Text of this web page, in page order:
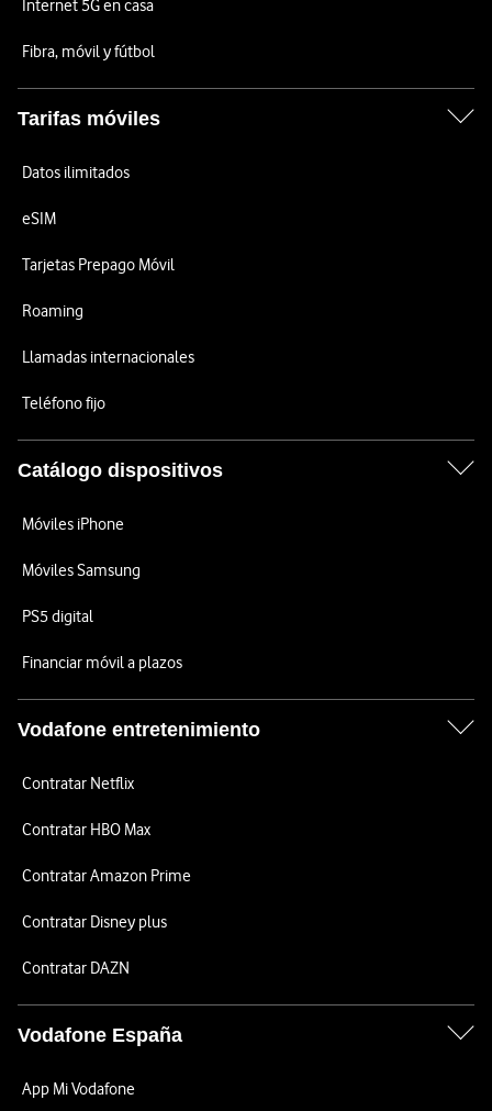
Internet 5G en casa
Fibra, móvil y fútbol
Tarifas móviles
Datos ilimitados
eSIM
Tarjetas Prepago Móvil
Roaming
Llamadas internacionales
Teléfono fijo
Catálogo dispositivos
Móviles iPhone
Móviles Samsung
PS5 digital
Financiar móvil a plazos
Vodafone entretenimiento
Contratar Netflix
Contratar HBO Max
Contratar Amazon Prime
Contratar Disney plus
Contratar DAZN
Vodafone España
App Mi Vodafone